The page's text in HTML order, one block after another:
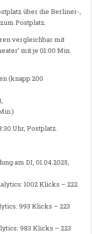
über die Berliner-,
Postplatz.
vergleichbar mit
mit je 01:00 Min.
(knapp 200
Uhr, Postplatz.
am DI, 01.04.2025,
1002 Klicks – 222
993 Klicks – 223
983 Klicks – 223